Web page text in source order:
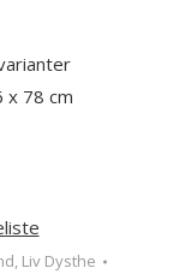
x 78 cm
Liv Dysthe